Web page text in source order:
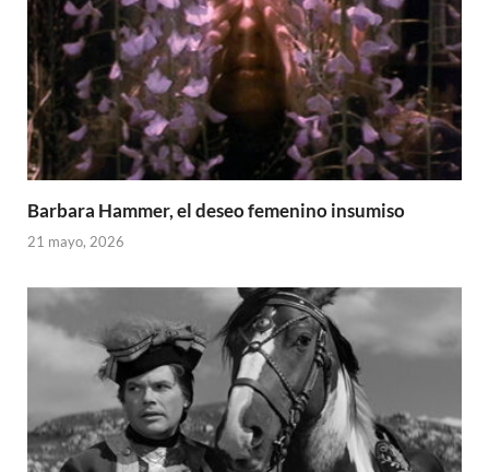
Barbara Hammer, el deseo femenino insumiso
21 mayo, 2026